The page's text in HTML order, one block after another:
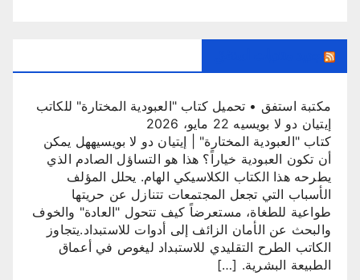
مكتبة استفق • تحميل كتاب "العبودية المختارة" للكاتب
إيتيان دو لا بويسيه 22 مايو، 2026
كتاب "العبودية المختارة" | إيتيان دو لا بويسيههل يمكن
أن تكون العبودية خياراً؟ هذا هو التساؤل الصادم الذي
يطرحه هذا الكتاب الكلاسيكي الهام. يحلل المؤلف
الأسباب التي تجعل المجتمعات تتنازل عن حريتها
طواعية للطغاة، مستعرضاً كيف تتحول "العادة" والخوف
والبحث عن الأمان الزائف إلى أدوات للاستبداد.يتجاوز
الكاتب الطرح التقليدي للاستبداد ليغوص في أعماق
الطبيعة البشرية. […]